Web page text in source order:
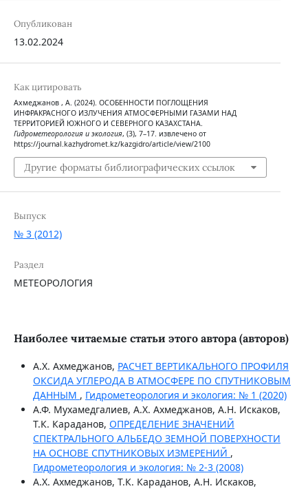
Опубликован
13.02.2024
Как цитировать
Ахмеджанов , А. (2024). ОСОБЕННОСТИ ПОГЛОЩЕНИЯ
ИНФРАКРАСНОГО ИЗЛУЧЕНИЯ АТМОСФЕРНЫМИ ГАЗАМИ НАД
ТЕРРИТОРИЕЙ ЮЖНОГО И СЕВЕРНОГО КАЗАХСТАНА.
Гидрометеорология и экология, (3), 7–17. извлечено от
https://journal.kazhydromet.kz/kazgidro/article/view/2100
Другие форматы библиографических ссылок
Выпуск
№ 3 (2012)
Раздел
МЕТЕОРОЛОГИЯ
Наиболее читаемые статьи этого автора (авторов)
А.Х. Ахмеджанов, РАСЧЕТ ВЕРТИКАЛЬНОГО ПРОФИЛЯ
ОКСИДА УГЛЕРОДА В АТМОСФЕРЕ ПО СПУТНИКОВЫМ
ДАННЫМ , Гидрометеорология и экология: № 1 (2020)
А.Ф. Мухамедгалиев, А.Х. Ахмеджанов, А.Н. Искаков,
Т.К. Караданов, ОПРЕДЕЛЕНИЕ ЗНАЧЕНИЙ
СПЕКТРАЛЬНОГО АЛЬБЕДО ЗЕМНОЙ ПОВЕРХНОСТИ
НА ОСНОВЕ СПУТНИКОВЫХ ИЗМЕРЕНИЙ ,
Гидрометеорология и экология: № 2-3 (2008)
А.Х. Ахмеджанов, Т.К. Караданов, А.Н. Искаков,